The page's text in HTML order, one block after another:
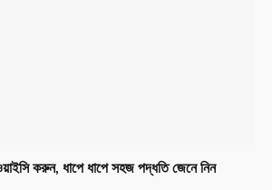
করুন, ধাপে ধাপে সহজ পদ্ধতি জেনে নিন